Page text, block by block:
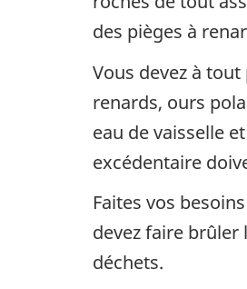
des pièges à
Vous devez à
renards, ours
eau de vaisselle
excédentaire
Faites vos
devez faire
déchets.